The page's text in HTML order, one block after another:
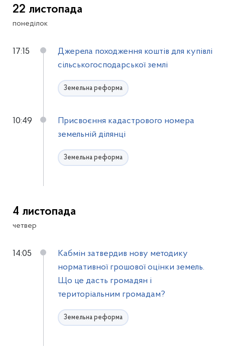
22 листопада
понеділок
17:15
Джерела походження коштів для купівлі
сільськогосподарської землі
Земельна реформа
10:49
Присвоєння кадастрового номера
земельній ділянці
Земельна реформа
4 листопада
четвер
14:05
Кабмін затвердив нову методику
нормативної грошової оцінки земель.
Що це дасть громадян і
територіальним громадам?
Земельна реформа